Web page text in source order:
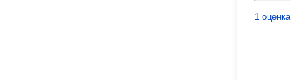
1 оценка